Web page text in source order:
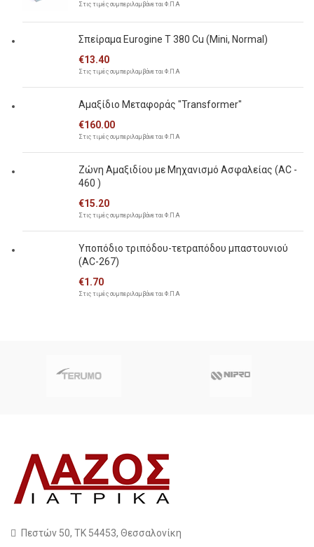
Στις τιμές συμπεριλαμβάνεται Φ.Π.Α
Σπείραμα Eurogine Τ 380 Cu (Mini, Normal)
€13.40
Στις τιμές συμπεριλαμβάνεται Φ.Π.Α
Αμαξίδιο Μεταφοράς "Transformer"
€160.00
Στις τιμές συμπεριλαμβάνεται Φ.Π.Α
Ζώνη Αμαξιδίου με Μηχανισμό Ασφαλείας (AC -
460 )
€15.20
Στις τιμές συμπεριλαμβάνεται Φ.Π.Α
Υποπόδιο τριπόδου-τετραπόδου μπαστουνιού
(AC-267)
€1.70
Στις τιμές συμπεριλαμβάνεται Φ.Π.Α
Πεστών 50, ΤΚ 54453, Θεσσαλονίκη